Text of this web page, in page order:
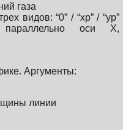
газа
видов: “0” / “xp” / “yp”
оси X,
Аргументы:
линии